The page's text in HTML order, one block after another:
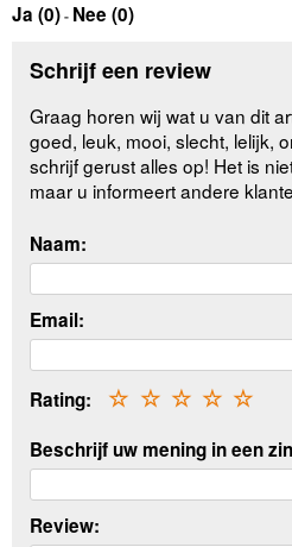
Ja (0)- Nee (0)
Schrijf een review
Graag horen wij wat u van dit
goed, leuk, mooi, slecht, lelijk,
schrijf gerust alles op! Het is
maar u informeert andere
Naam:
Email:
Rating: ☆
☆
☆
☆
☆
Beschrijf uw mening in een
Review: